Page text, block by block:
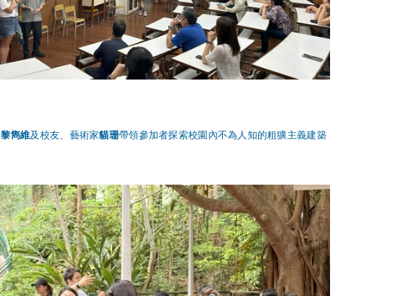
黎雋維及校友、藝術家貓珊帶領參加者探索校園內不為人知的粗獷主義建築